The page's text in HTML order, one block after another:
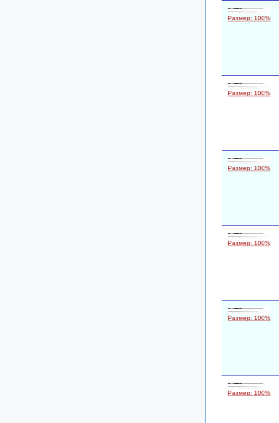
Размер: 100%
Размер: 100%
Размер: 100%
Размер: 100%
Размер: 100%
Размер: 100%